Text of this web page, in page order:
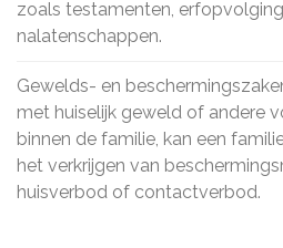
zoals testamenten,
nalatenschappen.
Gewelds- en
met huiselijk geweld of andere
binnen de familie, kan een
het verkrijgen van
huisverbod of contactverbod.